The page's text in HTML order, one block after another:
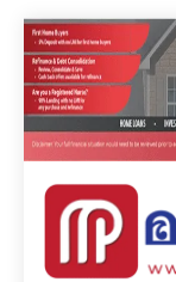
Skip
to
content